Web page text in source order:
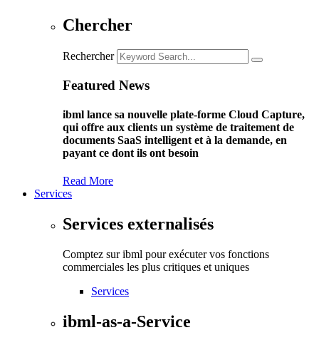
Chercher
Rechercher
Featured News
ibml lance sa nouvelle plate-forme Cloud Capture,
qui offre aux clients un système de traitement de
documents SaaS intelligent et à la demande, en
payant ce dont ils ont besoin
Read More
Services
Services externalisés
Comptez sur ibml pour exécuter vos fonctions
commerciales les plus critiques et uniques
Services
ibml-as-a-Service